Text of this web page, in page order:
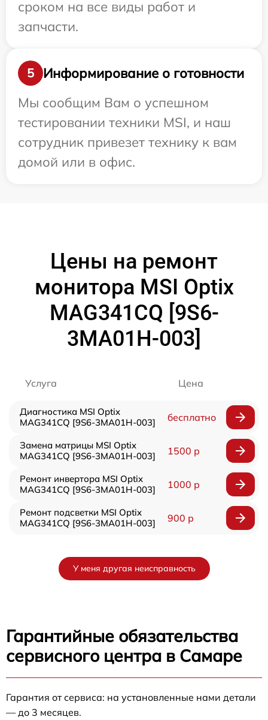
сроком на все виды работ и
запчасти.
5
Информирование о готовности
Мы сообщим Вам о успешном
тестировании техники MSI, и наш
сотрудник привезет технику к вам
домой или в офис.
Цены на ремонт
монитора MSI Optix
MAG341CQ [9S6-
3MA01H-003]
Услуга Цена
Диагностика MSI Optix
MAG341CQ [9S6-3MA01H-003]
бесплатно
Замена матрицы MSI Optix
MAG341CQ [9S6-3MA01H-003]
1500 р
Ремонт инвертора MSI Optix
MAG341CQ [9S6-3MA01H-003]
1000 р
Ремонт подсветки MSI Optix
MAG341CQ [9S6-3MA01H-003]
900 р
У меня другая неисправность
Гарантийные обязательства
сервисного центра в Самаре
Гарантия от сервиса: на установленные нами детали
— до 3 месяцев.